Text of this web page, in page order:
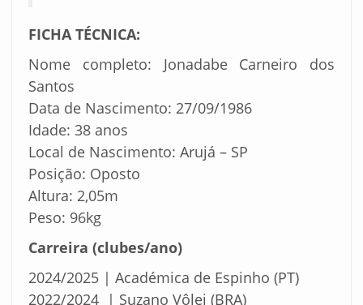
FICHA TÉCNICA:
Nome completo: Jonadabe Carneiro dos
Santos
Data de Nascimento: 27/09/1986
Idade: 38 anos
Local de Nascimento: Arujá – SP
Posição: Oposto
Altura: 2,05m
Peso: 96kg
Carreira (clubes/ano)
2024/2025 | Académica de Espinho (PT)
2022/2024 | Suzano Vôlei (BRA)